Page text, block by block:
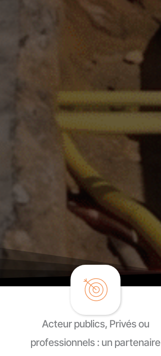
Acteur publics, Privés ou
professionnels : un partenaire